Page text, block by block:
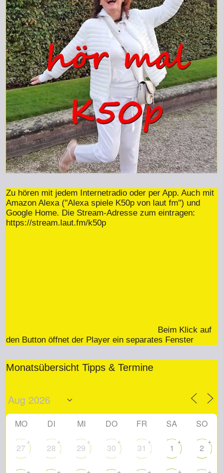
Zu hören mit jedem Internetradio oder per App. Auch mit
Amazon Alexa ("Alexa spiele K50p von laut fm") und
Google Home. Die Stream-Adresse zum eintragen:
https://stream.laut.fm/k50p
Beim Klick auf
den Button öffnet der Player ein separates Fenster
Monatsübersicht Tipps & Termine
MO DI MI DO FR SA SO
27
+
28
+
29
+
30
+
31
+
1
+
2
+
+